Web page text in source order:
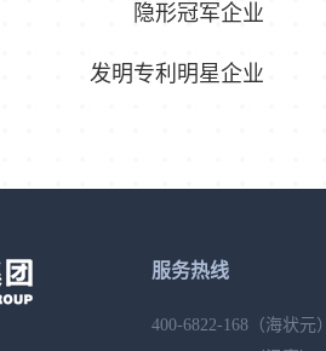
隐形冠军企业
发明专利明星企业
服务热线
400-6822-168（海状元）